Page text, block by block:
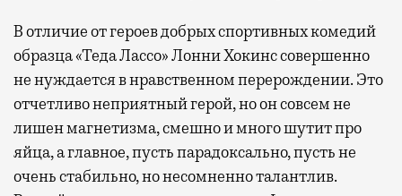
В отличие от героев добрых спортивных комедий
образца «Теда Лассо» Лонни Хокинс совершенно
не нуждается в нравственном перерождении. Это
отчетливо неприятный герой, но он совсем не
лишен магнетизма, смешно и много шутит про
яйца, а главное, пусть парадоксально, пусть не
очень стабильно, но несомненно талантлив.